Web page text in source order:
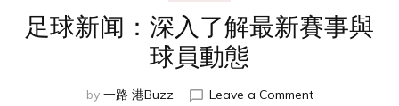
足球新闻：深入了解最新賽事與
球員動態
by 一路 港Buzz Leave a Commenton